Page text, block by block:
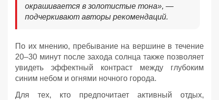
окрашивается в золотистые тона», —
подчеркивают авторы рекомендаций.
По их мнению, пребывание на вершине в течение
20–30 минут после захода солнца также позволяет
увидеть эффектный контраст между глубоким
синим небом и огнями ночного города.
Для тех, кто предпочитает активный отдых,